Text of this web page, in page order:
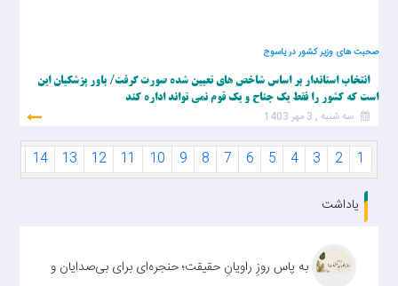
یاداشت
به پاس روزِ راویانِ حقیقت؛ حنجره‌ای برای بی‌صدایان و
صحبت های وزیر کشور در یاسوج
انتخاب استاندار بر اساس شاخص های تعیین شده صورت گرفت/ باور پزشکیان این
است که کشور را فقط یک جناح و یک قوم نمی تواند اداره کند
سه شنبه , 3 مهر 1403
1
2
3
4
5
6
7
8
9
10
11
12
13
14